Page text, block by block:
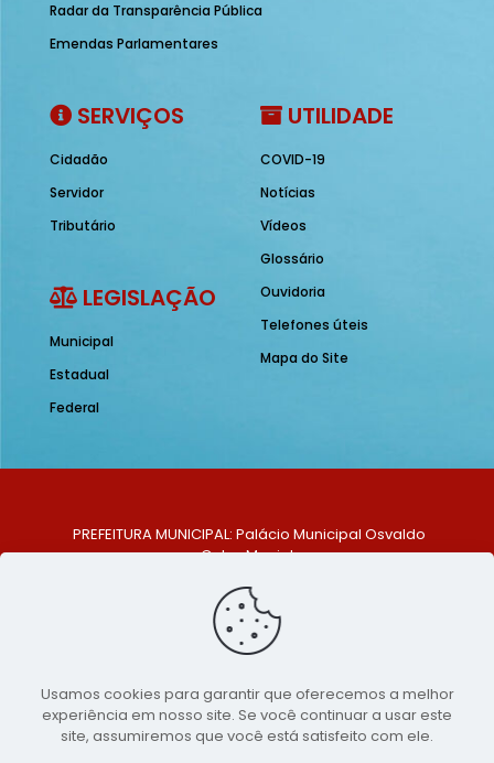
Radar da Transparência Pública
Emendas Parlamentares
SERVIÇOS
Cidadão
Servidor
Tributário
LEGISLAÇÃO
Municipal
Estadual
Federal
UTILIDADE
COVID-19
Notícias
Vídeos
Glossário
Ouvidoria
Telefones úteis
Mapa do Site
PREFEITURA MUNICIPAL: Palácio Municipal Osvaldo
Celso Maciel
Centro, São Bento do Una - PE. CEP: 553370-128
TELEFONE: (81) 99548-1569
E-MAIL: ouvidoria@saobentodouna.pe.gov.br
Copyright 2021-2026 - Assessoria de Comunicação da
Prefeitura de São Bento do Una - PE
Usamos cookies para garantir que oferecemos a melhor
experiência em nosso site. Se você continuar a usar este
site, assumiremos que você está satisfeito com ele.